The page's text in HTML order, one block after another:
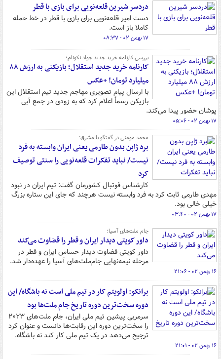
دردسر شیرین قلعه‌نویی برای بازی با قطر
دست امیر قلعه‌نویی برای بازی با قطر در خط حمله
کاملا باز است.
۱۷ بهمن ۰۲ - ۰۸:۳۷
بررسی کارنامه خرید جدید جواد نکونام؛
کارنامه خرید جدید استقلال؛ بازیکنی به ارزش ۸۸
میلیارد تومان! +عکس
با ارسال پیام تصویری مهاجم جدید تیم استقلال این
بازیکن رسماً اعلام کرد که به زودی در جمع آبی
پوشان حضور پیدا می‌کند.
۱۷ بهمن ۰۲ - ۰۵:۰۶
محمد مومنی در گفتگو با مشرق:
برد ژاپن بدون طارمی یعنی ایران وابسته به فرد
نیست/ نباید تفکرات قلعه‌نویی را سنتی توصیف
کرد
کارشناس فوتبال کشورمان گفت: تیم ایران در نبود
مهدی طارمی ثابت کرد به فرد وابسته نیست هرچند که جای این ستاره بزرگ
خیلی خالی بود.
۱۷ بهمن ۰۲ - ۰۳:۴۰
جام ملت‌های آسیا؛‌
داور کویتی دیدار ایران و قطر را قضاوت می‌کند
داور کویتی قضاوت دیدار حساس ایران و قطر در
مرحله نیمه‌نهایی جام‌ملت‌های آسیا را عهده‌دار شد.
۱۶ بهمن ۰۲ - ۲۱:۰۶
برانکو: اولویتم کار در تیم ملی است نه باشگاه/ این
دوره سخت‌ترین دوره تاریخ جام ملت‌ها بود
سرمربی پیشین تیم ملی ایران، جام ملت‌های ۲۰۲۳
را سخت‌ترین دوره این رقابت‌ها دانست و عنوان کرد
ترجیح می‌دهد در یک تیم ملی کار کند نه باشگاه.
۱۶ بهمن ۰۲ - ۲۱:۰۱